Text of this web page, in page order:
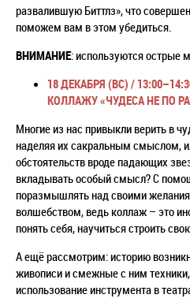
развалившую Биттлз», что
поможем вам в этом убедиться.
ВНИМАНИЕ: используются острые
18 ДЕКАБРЯ (ВС) /
КОЛЛАЖУ «ЧУДЕСА НЕ ПО
Многие из нас привыкли верить в
наделяя их сакральным смыслом,
обстоятельств вроде падающих
вкладывать особый смысл? С
поразмышлять над своими
волшебством, ведь коллаж – это
понять себя, научиться строить
А ещё рассмотрим: историю
живописи и смежные с ним
использование инструмента в